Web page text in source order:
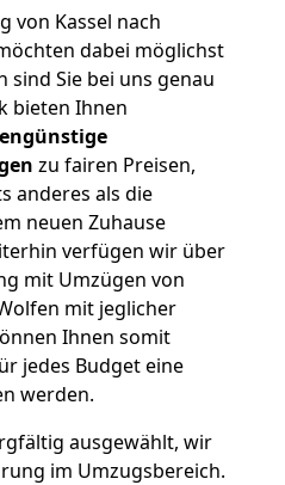
von Kassel nach
dabei möglichst
sind Sie bei uns genau
bieten Ihnen
zu fairen Preisen,
anderes als die
neuen Zuhause
verfügen wir über
mit Umzügen von
mit jeglicher
Ihnen somit
jedes Budget eine
werden.
ausgewählt, wir
im Umzugsbereich.